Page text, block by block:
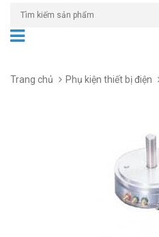
Trang chủ Phụ kiện thiết bị điện